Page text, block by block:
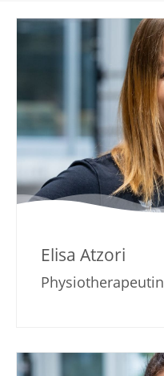
Elisa Atzori
Physiotherapeutin